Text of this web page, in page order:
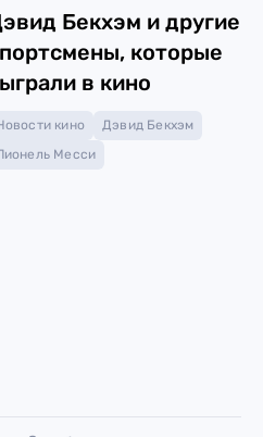
Бекхэм и другие
которые
в кино
кино
Дэвид Бекхэм
Месси